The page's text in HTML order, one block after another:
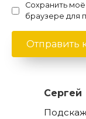
Сохранить
браузере для
Сергей